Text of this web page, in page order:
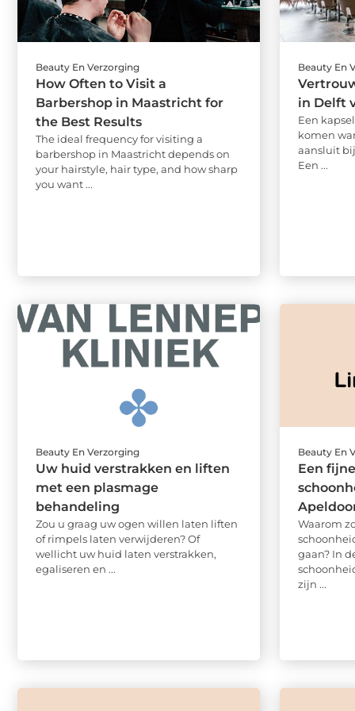
Beauty En Verzorging
How Often to Visit a
Barbershop in Maastricht for
the Best Results
The ideal frequency for visiting a
barbershop in Maastricht depends on
your hairstyle, hair type, and how sharp
you want ...
Beauty En
in Delft
Een
komen
aansluit
Een ...
Beauty En Verzorging
Uw huid verstrakken en liften
met een plasmage
behandeling
Zou u graag uw ogen willen laten liften
of rimpels laten verwijderen? Of
wellicht uw huid laten verstrakken,
egaliseren en ...
Beauty En
Een
Waarom
gaan? In
zijn ...